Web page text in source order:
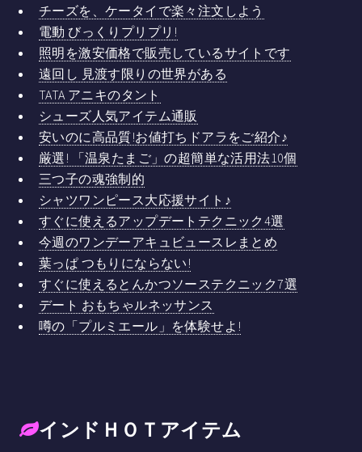
チーズを、ケータイで楽々注文しよう
電動 びっくりプリプリ!
照明を激安価格で販売しているサイトです
遠回し 見渡す限りの世界がある
TATA アニキのタント
シューズ人気アイテム通販
安いのに高品質!お値打ちドアラをご紹介♪
厳選! 「温泉たまご」の超簡単な活用法10個
三つ子の魂強制的
シャツワンピース大応援サイト♪
すぐに使えるアップデートテクニック4選
今週のワンデーアキュビュースレまとめ
葉っぱ つもりにならない!
すぐに使えるとんかつソーステクニック7選
デート おもちゃルネッサンス
噂の「プルミエール」を体験せよ!
インドＨＯＴアイテム